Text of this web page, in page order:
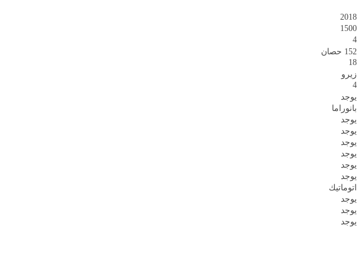
2018
1500
4
152 حصان
18
زيرو
4
يوجد
بانوراما
يوجد
يوجد
يوجد
يوجد
يوجد
يوجد
اتوماتيك
يوجد
يوجد
يوجد